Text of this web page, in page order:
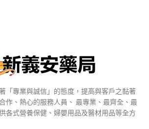
「專業與誠信」的態度，提高與客戶之黏著
作、熱心的服務人員、 最專業、最齊全、最
各式營養保健、婦嬰用品及醫材用品等全方